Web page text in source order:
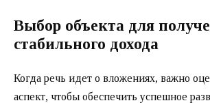
Выбор объекта для
стабильного дохода
Когда речь идет о вложениях, важно
аспект, чтобы обеспечить успешное